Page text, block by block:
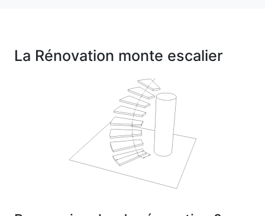
La Rénovation monte escalier